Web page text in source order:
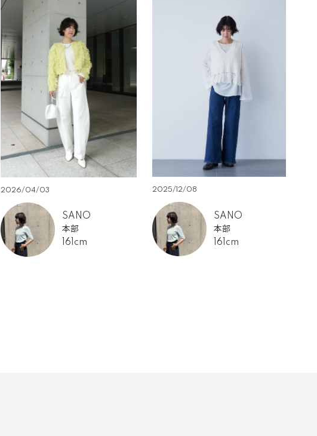
2026/04/03
SANO
本部
161cm
2025/12/08
SANO
本部
161cm